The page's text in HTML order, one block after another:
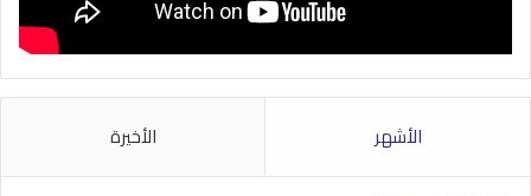
الأشهر الأخيرة